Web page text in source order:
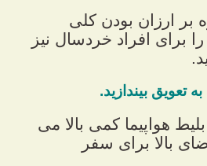
بر ارزان بودن کلی
برای افراد خردسال نیز
تعویق بیندازید.
هواپیما کمی بالا می
بالا برای سفر